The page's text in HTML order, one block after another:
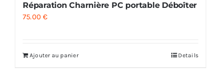
Réparation Charnière PC portable Déboîter
75.00€
Ajouter au panier Details